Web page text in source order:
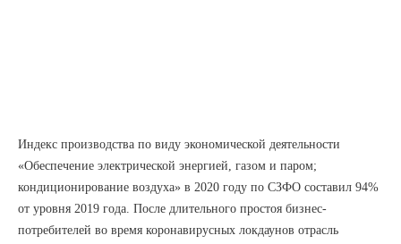
Индекс производства по виду экономической деятельности
«Обеспечение электрической энергией, газом и паром;
кондиционирование воздуха» в 2020 году по СЗФО составил 94%
от уровня 2019 года. После длительного простоя бизнес-
потребителей во время коронавирусных локдаунов отрасль